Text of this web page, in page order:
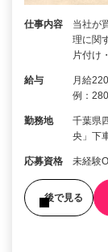
仕事内容
当社が
理に関
片付け
給与
月給
例：
勤務地
千葉県
央」下
応募資格 未経験
後で見る